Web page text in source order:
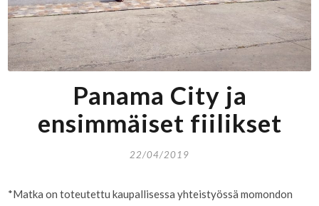
Panama City ja
ensimmäiset fiilikset
22/04/2019
*Matka on toteutettu kaupallisessa yhteistyössä momondon